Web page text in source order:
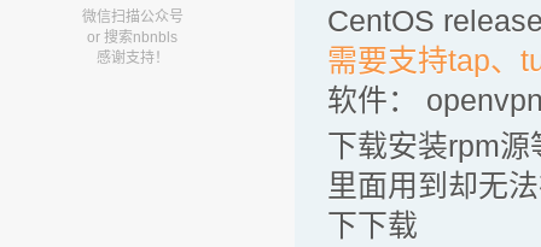
微信扫描公众号
or 搜索nbnbls
感谢支持！
CentOS
需要支持tap、
软件：
下载安装rpm源
里面用到却无
下下载